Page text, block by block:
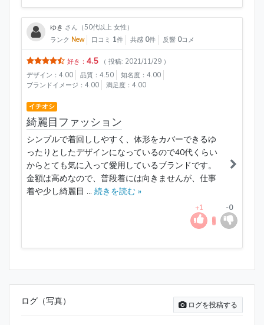
ゆき さん（50代以上 女性）
ランク New 口コミ 1件 共感 0件 反響 0コメ
好き： 4.5
（ 投稿: 2021/11/29 ）
デザイン：4.00
品質：4.50
知名度：4.00
ブランドイメージ：4.00
満足度：4.00
イチオシ
綺麗目ファッション
シンプルで着回ししやすく、体形をカバーできるゆ
ったりとしたデザインになっているので40代くらい
からとても気に入って愛用しているブランドです。
金額は高めなので、普段着には向きませんが、仕事
着や少し綺麗目 ... 続きを読む »
+1 -0
ログを投稿する
ログ（写真）